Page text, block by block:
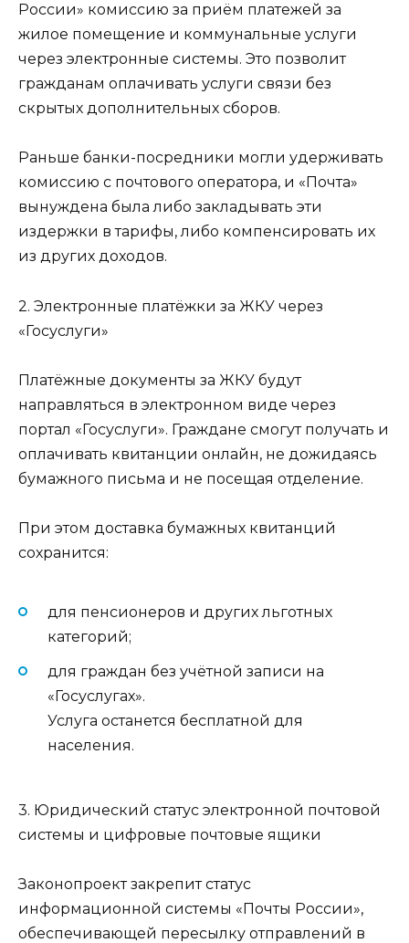
России» комиссию за приём платежей за
жилое помещение и коммунальные услуги
через электронные системы. Это позволит
гражданам оплачивать услуги связи без
скрытых дополнительных сборов.
Раньше банки-посредники могли удерживать
комиссию с почтового оператора, и «Почта»
вынуждена была либо закладывать эти
издержки в тарифы, либо компенсировать их
из других доходов.
2. Электронные платёжки за ЖКУ через
«Госуслуги»
Платёжные документы за ЖКУ будут
направляться в электронном виде через
портал «Госуслуги». Граждане смогут получать и
оплачивать квитанции онлайн, не дожидаясь
бумажного письма и не посещая отделение.
При этом доставка бумажных квитанций
сохранится:
для пенсионеров и других льготных
категорий;
для граждан без учётной записи на
«Госуслугах».
Услуга останется бесплатной для
населения.
3. Юридический статус электронной почтовой
системы и цифровые почтовые ящики
Законопроект закрепит статус
информационной системы «Почты России»,
обеспечивающей пересылку отправлений в